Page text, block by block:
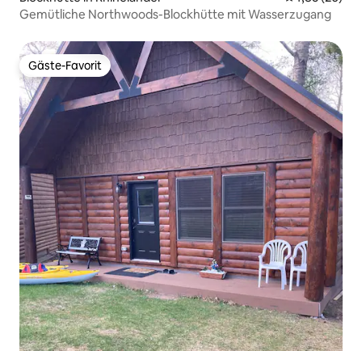
Gemütliche Northwoods-Blockhütte mit Wasserzugang
Gäste-Favorit
Gäste-Favorit